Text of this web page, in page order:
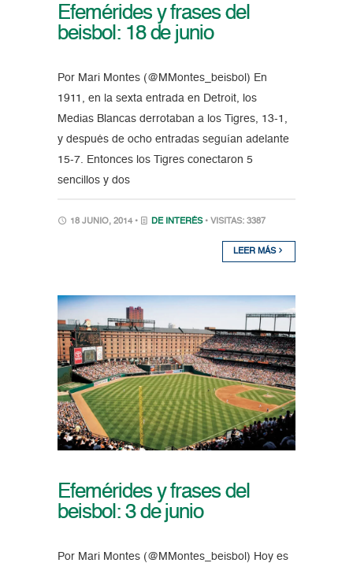
Efemérides y frases del
beisbol: 18 de junio
Por Mari Montes (@MMontes_beisbol) En
1911, en la sexta entrada en Detroit, los
Medias Blancas derrotaban a los Tigres, 13-1,
y después de ocho entradas seguían adelante
15-7. Entonces los Tigres conectaron 5
sencillos y dos
18 JUNIO, 2014 • DE INTERÉS • VISITAS: 3387
LEER MÁS
Efemérides y frases del
beisbol: 3 de junio
Por Mari Montes (@MMontes_beisbol) Hoy es